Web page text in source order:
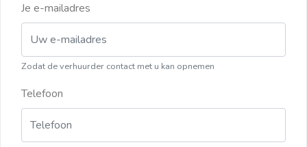
Je e-mailadres
Zodat de verhuurder contact met u kan opnemen
Telefoon